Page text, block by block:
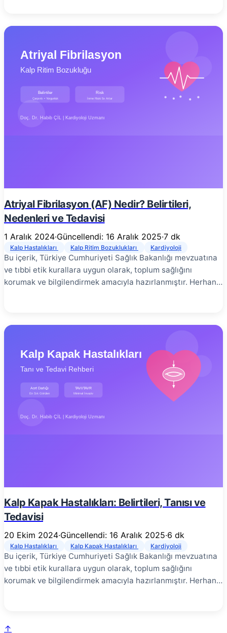
kasının iltihaplanması durumudur. “Gençlerde ani ölüm”
bazen hafif bir göğüs ağrısıyla atlatılabilirken, bazen de
hayatı tehdit eden kalp yetmezliğine yol açabilir. Bu
kapsamlı rehberde, miyokarditin ne olduğu, belirtileri,
nedenleri ve tedavi süreçlerinizi sizin için detaylandırdım.
Miyokardit Nedir? # Miyokardit, kalbin kas tabakası olan
**“miyokard”**ın enflamasyonu yani iltihabıdır. Bu
Atriyal Fibrilasyon (AF) Nedir? Belirtileri,
Nedenleri ve Tedavisi
1 Aralık 2024·Güncellendi: 16 Aralık 2025·7 dk
Kalp Hastalıkları Kalp Ritim Bozuklukları Kardiyoloji
Bu içerik, Türkiye Cumhuriyeti Sağlık Bakanlığı mevzuatına
ve tıbbi etik kurallara uygun olarak, toplum sağlığını
korumak ve bilgilendirmek amacıyla hazırlanmıştır. Herhangi
ritim bozukluğudur ve inme riskini 5 kat artırır. Kalbin üst
karakterize bu durum, erken tanı ve uygun tedavi ile
başarıyla yönetilebilir. Bu yazımda, AF’nin ne olduğunu, nasıl
tanınacağını, risk faktörlerini ve güncel tedavi yaklaşımlarını
detaylı olarak ele alacağım. Atriyal Fibrilasyon Nedir? #
Atriyal fibrilasyon, kalbin üst odacıkları olan atriyumların
düzensiz ve genellikle çok hızlı (dakikada 300-600 atım)
Kalp Kapak Hastalıkları: Belirtileri, Tanısı ve
Tedavisi
20 Ekim 2024·Güncellendi: 16 Aralık 2025·6 dk
Kalp Hastalıkları Kalp Kapak Hastalıkları Kardiyoloji
Bu içerik, Türkiye Cumhuriyeti Sağlık Bakanlığı mevzuatına
ve tıbbi etik kurallara uygun olarak, toplum sağlığını
korumak ve bilgilendirmek amacıyla hazırlanmıştır. Herhangi
birkaçının düzgün çalışmaması sonucu ortaya çıkan
↑